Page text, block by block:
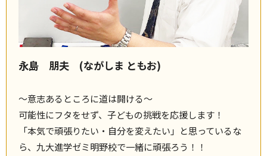
永島 朋夫 (ながしま ともお)
～意志あるところに道は開ける～
可能性にフタをせず、子どもの挑戦を応援します！
「本気で頑張りたい・自分を変えたい」と思っているな
ら、九大進学ゼミ明野校で一緒に頑張ろう！！